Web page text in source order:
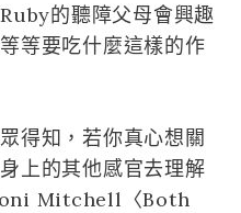
的聽障父母會興趣
等要吃什麼這樣的作
得知，若你真心想關
上的其他感官去理解
Mitchell〈Both